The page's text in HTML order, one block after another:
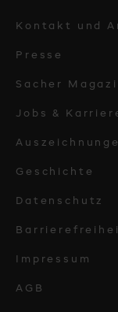
Kontakt und
Presse
Sacher
Jobs &
Geschichte
Datenschutz
Impressum
AGB